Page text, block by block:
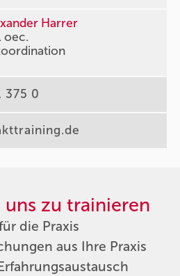
Harrer
oec.
375 0
zu trainieren
die Praxis
aus Ihre Praxis